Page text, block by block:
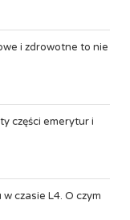
i zdrowotne to nie
części emerytur i
czasie L4. O czym